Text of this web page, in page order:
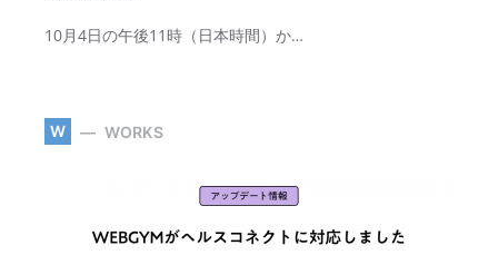
10月4日の午後11時（日本時間）か…
W WORKS